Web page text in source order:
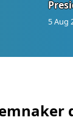
5 Aug